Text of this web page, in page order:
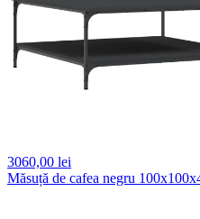
3060,00 lei
Măsuță de cafea negru